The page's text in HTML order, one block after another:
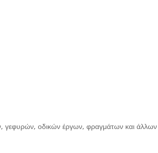
γεφυρών, οδικών έργων, φραγμάτων και άλλων